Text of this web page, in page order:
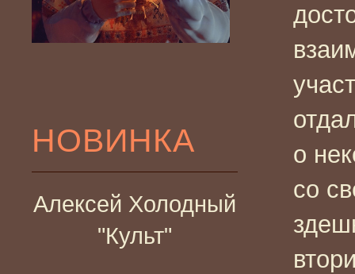
НОВИНКА
Алексей Холодный
"Культ"
о
со